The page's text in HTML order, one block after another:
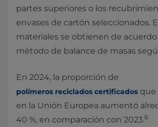
partes superiores o los
envases de cartón seleccionados.
materiales se obtienen de acuerdo
método de balance de masas
En 2024, la proporción de
polímeros reciclados certificados que
en la Unión Europea aumentó
40 %, en comparación con 2023.6